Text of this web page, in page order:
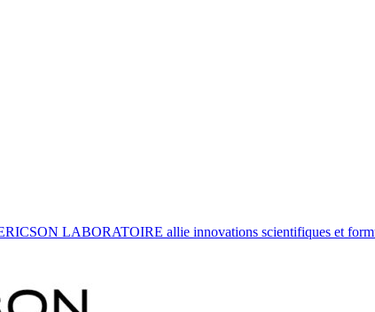
LABORATOIRE allie innovations scientifiques et